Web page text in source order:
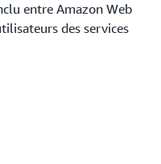
entre Amazon Web
des services